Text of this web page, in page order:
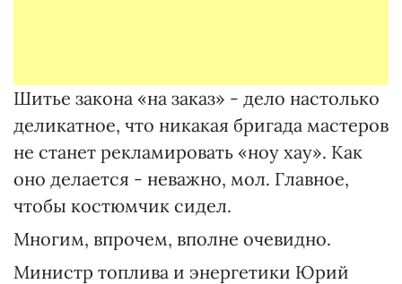
Шитье закона «на заказ» - дело настолько
деликатное, что никакая бригада мастеров
не станет рекламировать «ноу хау». Как
оно делается - неважно, мол. Главное,
чтобы костюмчик сидел.
Многим, впрочем, вполне очевидно.
Министр топлива и энергетики Юрий